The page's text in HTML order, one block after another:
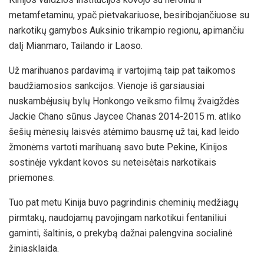
metamfetaminu, ypač pietvakariuose, besiribojančiuose su
narkotikų gamybos Auksinio trikampio regionu, apimančiu
dalį Mianmaro, Tailando ir Laoso.
Už marihuanos pardavimą ir vartojimą taip pat taikomos
baudžiamosios sankcijos. Vienoje iš garsiausiai
nuskambėjusių bylų Honkongo veiksmo filmų žvaigždės
Jackie Chano sūnus Jaycee Chanas 2014-2015 m. atliko
šešių mėnesių laisvės atėmimo bausmę už tai, kad leido
žmonėms vartoti marihuaną savo bute Pekine, Kinijos
sostinėje vykdant kovos su neteisėtais narkotikais
priemones.
Tuo pat metu Kinija buvo pagrindinis cheminių medžiagų
pirmtakų, naudojamų pavojingam narkotikui fentaniliui
gaminti, šaltinis, o prekybą dažnai palengvina socialinė
žiniasklaida.